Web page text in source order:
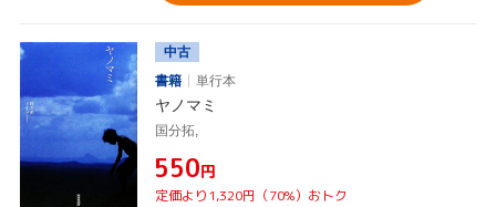
中古
書籍
単行本
ヤノマミ
国分拓,
¥550円
定価より1,320円（70%）おトク